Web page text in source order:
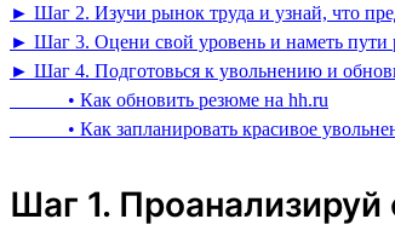
► Шаг 2. Изучи рынок труда и узнай, что
► Шаг 3. Оцени свой уровень и наметь пути
► Шаг 4. Подготовься к увольнению и
• Как обновить резюме на hh.ru
• Как запланировать красивое
Шаг 1.